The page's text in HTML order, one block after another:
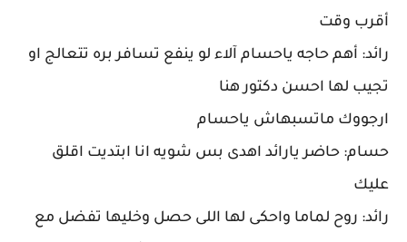
أقرب وقت
رائد: أهم حاجه ياحسام آلاء لو ينفع تسافر بره تتعالج او
تجيب لها احسن دكتور هنا
ارجووك ماتسبهاش ياحسام
حسام: حاضر يارائد اهدى بس شويه انا ابتديت اقلق
عليك
رائد: روح لماما واحكى لها اللى حصل وخليها تفضل مع